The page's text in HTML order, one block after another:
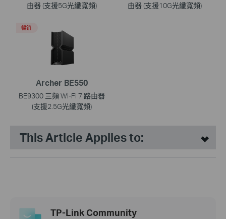
由器 (支援5G光纖寬頻)
由器 (支援10G光纖寬頻)
Archer BE550
BE9300 三頻 Wi-Fi 7 路由器
(支援2.5G光纖寬頻)
暢銷
This Article Applies to:
TP-Link Community